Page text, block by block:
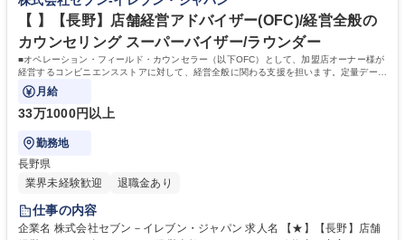
セリング
定、エリアを限定して働く制度 ※エリア内転勤は有り ・育児や介護等に
て、転勤無しになる制度 ・育児や介護等にて、短時間で働く制度 学歴・
資格 学歴：大学院 大学 高専 短大 専修学校 高校 語学力： 資格：第一種運
転免許普通自動車
【 】【長野】店舗経営アドバイザー(OFC)/経営全般の
カウンセリング スーパーバイザー/ラウンダー
■オペレーション・フィールド・カウンセラー（以下OFC）として、加盟店オーナー様が
経営するコンビニエンスストアに対して、経営全般に関わる支援を担います。定量データ
に基づく運営支援業務をお任せします。
月給
33万1000円以上
勤務地
長野県
業界未経験歓迎
退職金あり
仕事の内容
企業名 株式会社セブン－イレブン・ジャパン 求人名 【★】【長野】店舗